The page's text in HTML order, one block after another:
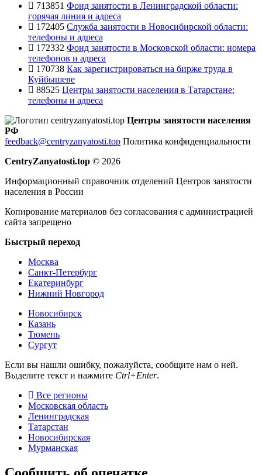
713851 Фонд занятости в Ленинградской области:
горячая линия и адреса
172405 Служба занятости в Новосибирской области:
телефоны и адреса
172332 Фонд занятости в Московской области: номера
телефонов и адреса
170738 Как зарегистрироваться на бирже труда в
Куйбышеве
88525 Центры занятости населения в Татарстане:
телефоны и адреса
Центры занятости населения
РФ
feedback@centryzanyatosti.top Политика конфиденциальности
CentryZanyatosti.top © 2026
Информационный справочник отделений Центров занятости
населения в России
Копирование материалов без согласования с администрацией
сайта запрещено
Быстрый переход
Москва
Санкт-Петербург
Екатеринбург
Нижний Новгород
Новосибирск
Казань
Тюмень
Сургут
Если вы нашли ошибку, пожалуйста, сообщите нам о ней.
Выделите текст и нажмите Ctrl+Enter.
Все регионы
Московская область
Ленинградская
Татарстан
Новосибирская
Мурманская